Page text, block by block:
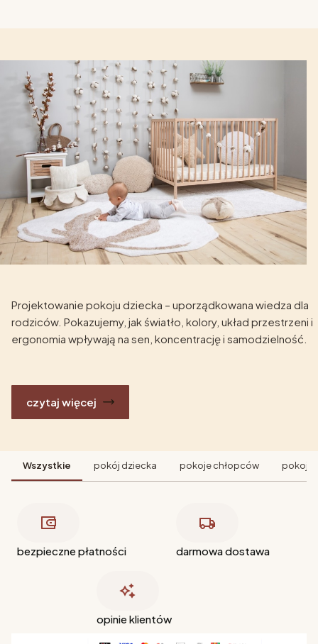
Projektowanie pokoju dziecka – uporządkowana wiedza dla
rodziców. Pokazujemy, jak światło, kolory, układ przestrzeni i
ergonomia wpływają na sen, koncentrację i samodzielność.
czytaj więcej
Wszystkie pokój dziecka pokoje chłopców pokoje
bezpieczne płatności darmowa dostawa
opinie klientów